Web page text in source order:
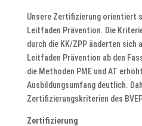
Unsere Zertifizierung orientiert
Leitfaden Prävention. Die
durch die KK/ZPP änderten sich
Leitfaden Prävention ab den
die Methoden PME und AT
Ausbildungsumfang deutlich.
Zertifizierungskriterien des
Zertifizierung